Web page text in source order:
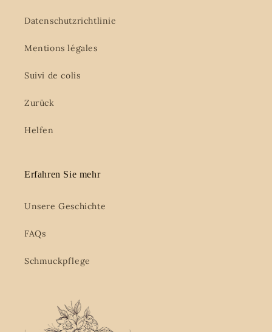
Datenschutzrichtlinie
Mentions légales
Suivi de colis
Zurück
Helfen
Erfahren Sie mehr
Unsere Geschichte
FAQs
Schmuckpflege